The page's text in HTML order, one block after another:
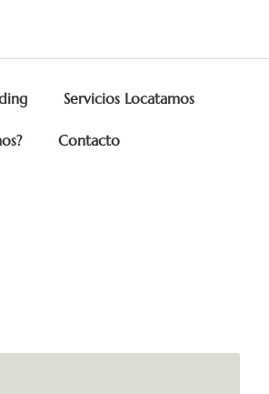
Servicios Locatamos
Contacto